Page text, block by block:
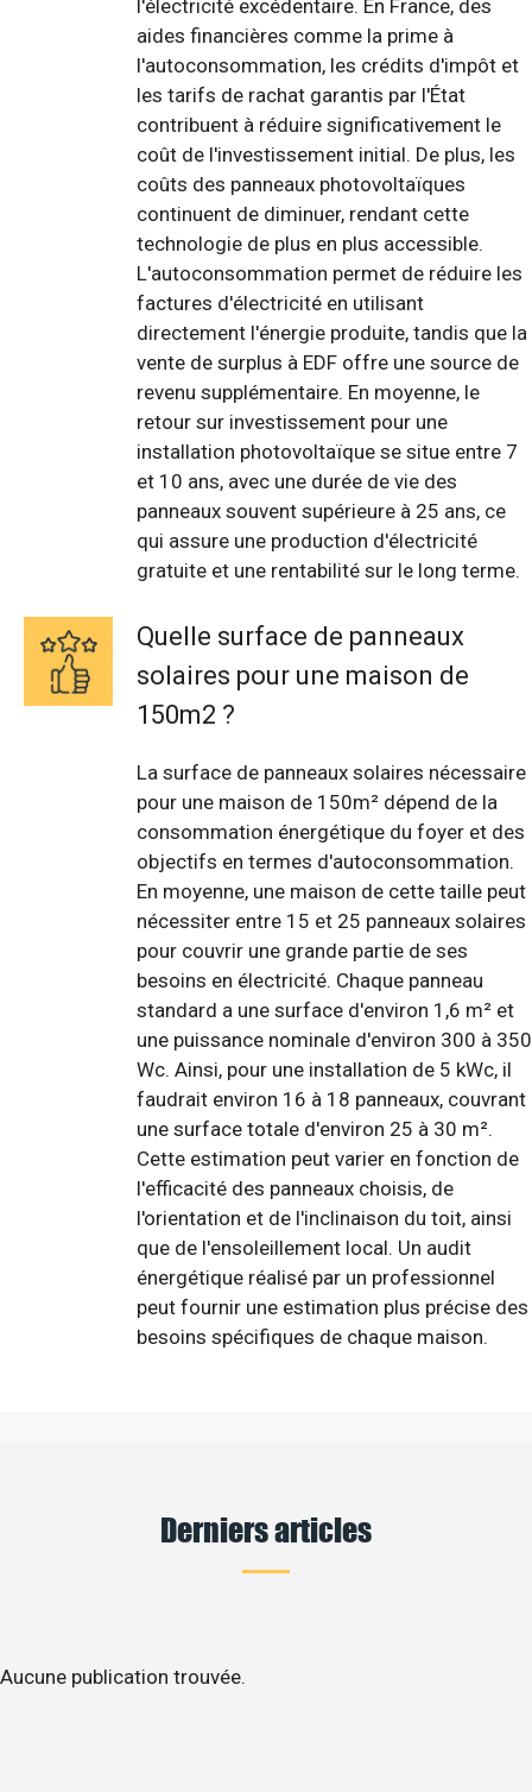
l'électricité excédentaire. En France, des
aides financières comme la prime à
l'autoconsommation, les crédits d'impôt et
les tarifs de rachat garantis par l'État
contribuent à réduire significativement le
coût de l'investissement initial. De plus, les
coûts des panneaux photovoltaïques
continuent de diminuer, rendant cette
technologie de plus en plus accessible.
L'autoconsommation permet de réduire les
factures d'électricité en utilisant
directement l'énergie produite, tandis que la
vente de surplus à EDF offre une source de
revenu supplémentaire. En moyenne, le
retour sur investissement pour une
installation photovoltaïque se situe entre 7
et 10 ans, avec une durée de vie des
panneaux souvent supérieure à 25 ans, ce
qui assure une production d'électricité
gratuite et une rentabilité sur le long terme.
Quelle surface de panneaux
solaires pour une maison de
150m2 ?
La surface de panneaux solaires nécessaire
pour une maison de 150m² dépend de la
consommation énergétique du foyer et des
objectifs en termes d'autoconsommation.
En moyenne, une maison de cette taille peut
nécessiter entre 15 et 25 panneaux solaires
pour couvrir une grande partie de ses
besoins en électricité. Chaque panneau
standard a une surface d'environ 1,6 m² et
une puissance nominale d'environ 300 à 350
Wc. Ainsi, pour une installation de 5 kWc, il
faudrait environ 16 à 18 panneaux, couvrant
une surface totale d'environ 25 à 30 m².
Cette estimation peut varier en fonction de
l'efficacité des panneaux choisis, de
l'orientation et de l'inclinaison du toit, ainsi
que de l'ensoleillement local. Un audit
énergétique réalisé par un professionnel
peut fournir une estimation plus précise des
besoins spécifiques de chaque maison.
Derniers articles
Aucune publication trouvée.